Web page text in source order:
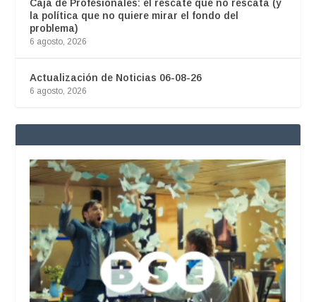
Caja de Profesionales: el rescate que no rescata (y
la política que no quiere mirar el fondo del
problema)
6 agosto, 2026
Actualización de Noticias 06-08-26
6 agosto, 2026